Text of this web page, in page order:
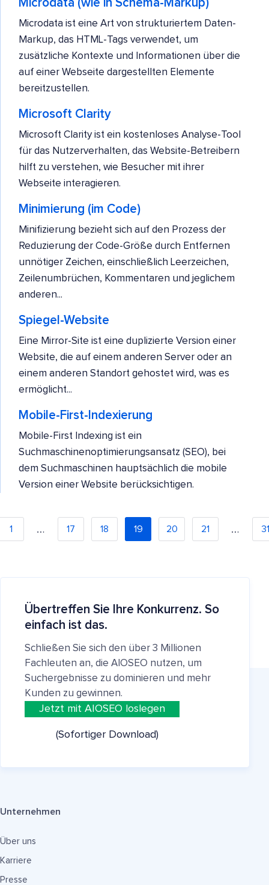
Microdata (wie in Schema-Markup)
Microdata ist eine Art von strukturiertem Daten-
Markup, das HTML-Tags verwendet, um
zusätzliche Kontexte und Informationen über die
auf einer Webseite dargestellten Elemente
bereitzustellen.
Microsoft Clarity
Microsoft Clarity ist ein kostenloses Analyse-Tool
für das Nutzerverhalten, das Website-Betreibern
hilft zu verstehen, wie Besucher mit ihrer
Webseite interagieren.
Minimierung (im Code)
Minifizierung bezieht sich auf den Prozess der
Reduzierung der Code-Größe durch Entfernen
unnötiger Zeichen, einschließlich Leerzeichen,
Zeilenumbrüchen, Kommentaren und jeglichem
anderen...
Spiegel-Website
Eine Mirror-Site ist eine duplizierte Version einer
Website, die auf einem anderen Server oder an
einem anderen Standort gehostet wird, was es
ermöglicht...
Mobile-First-Indexierung
Mobile-First Indexing ist ein
Suchmaschinenoptimierungsansatz (SEO), bei
dem Suchmaschinen hauptsächlich die mobile
Version einer Website berücksichtigen.
1 … 17 18 19 20 21 … 31
Übertreffen Sie Ihre Konkurrenz. So
einfach ist das.
Schließen Sie sich den über 3 Millionen
Fachleuten an, die AIOSEO nutzen, um
Suchergebnisse zu dominieren und mehr
Kunden zu gewinnen.
Jetzt mit AIOSEO loslegen
(Sofortiger Download)
Unternehmen
Über uns
Karriere
Presse